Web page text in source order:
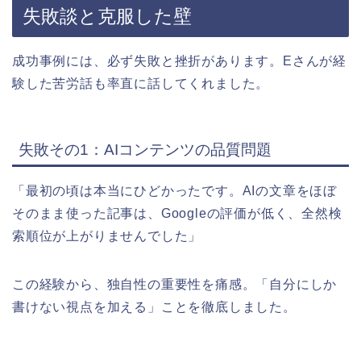
失敗談と克服した壁
成功事例には、必ず失敗と挫折があります。Eさんが経
験した苦労話も率直に話してくれました。
失敗その1：AIコンテンツの品質問題
「最初の頃は本当にひどかったです。AIの文章をほぼ
そのまま使った記事は、Googleの評価が低く、全然検
索順位が上がりませんでした」
この経験から、独自性の重要性を痛感。「自分にしか
書けない視点を加える」ことを徹底しました。